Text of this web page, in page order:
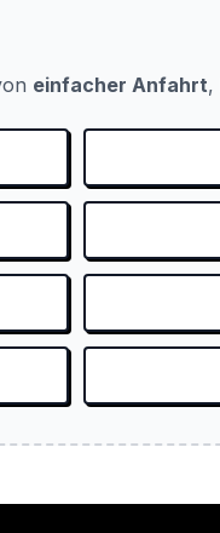
einfacher Anfahrt,